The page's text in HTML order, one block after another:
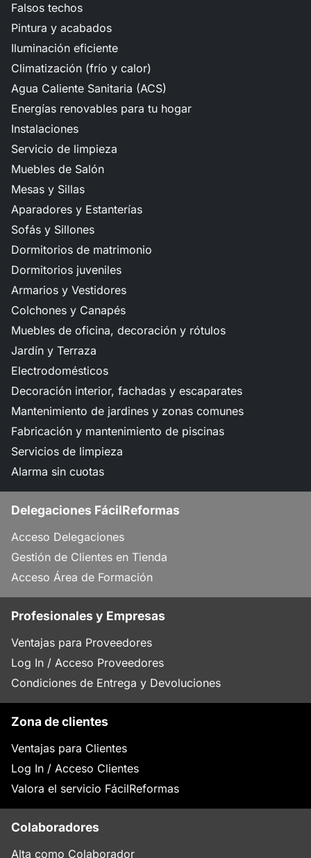
Falsos techos
Pintura y acabados
Iluminación eficiente
Climatización (frío y calor)
Agua Caliente Sanitaria (ACS)
Energías renovables para tu hogar
Instalaciones
Servicio de limpieza
Muebles de Salón
Mesas y Sillas
Aparadores y Estanterías
Sofás y Sillones
Dormitorios de matrimonio
Dormitorios juveniles
Armarios y Vestidores
Colchones y Canapés
Muebles de oficina, decoración y rótulos
Jardín y Terraza
Electrodomésticos
Decoración interior, fachadas y escaparates
Mantenimiento de jardines y zonas comunes
Fabricación y mantenimiento de piscinas
Servicios de limpieza
Alarma sin cuotas
Delegaciones FácilReformas
Acceso Delegaciones
Gestión de Clientes en Tienda
Acceso Área de Formación
Profesionales y Empresas
Ventajas para Proveedores
Log In / Acceso Proveedores
Condiciones de Entrega y Devoluciones
Zona de clientes
Ventajas para Clientes
Log In / Acceso Clientes
Valora el servicio FácilReformas
Colaboradores
Alta como Colaborador